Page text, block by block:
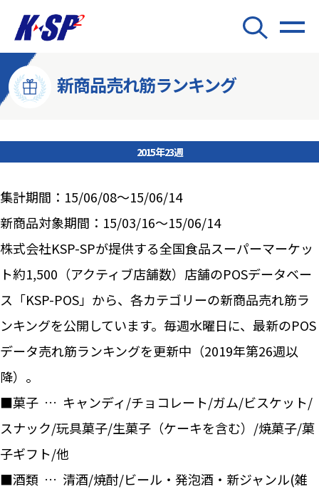
新商品売れ筋ランキング
2015年23週
集計期間：15/06/08～15/06/14
新商品対象期間：15/03/16～15/06/14
株式会社KSP-SPが提供する全国食品スーパーマーケッ
ト約1,500（アクティブ店舗数）店舗のPOSデータベー
ス「KSP-POS」から、各カテゴリーの新商品売れ筋ラ
ンキングを公開しています。毎週水曜日に、最新のPOS
データ売れ筋ランキングを更新中（2019年第26週以
降）。
■菓子 … キャンディ/チョコレート/ガム/ビスケット/
スナック/玩具菓子/生菓子（ケーキを含む）/焼菓子/菓
子ギフト/他
■酒類 … 清酒/焼酎/ビール・発泡酒・新ジャンル(雑